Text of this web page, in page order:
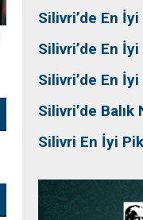
Silivri’de En
Silivri’de En
Silivri’de En İyi
Silivri’de
Silivri En İyi